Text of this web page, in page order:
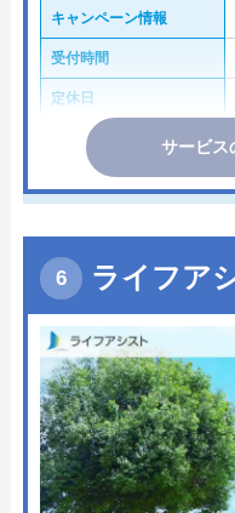
キャンペーン情報
受付時間
定休日
サービス
ライフア